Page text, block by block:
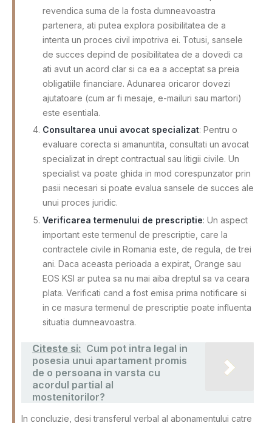
revendica suma de la fosta dumneavoastra
partenera, ati putea explora posibilitatea de a
intenta un proces civil impotriva ei. Totusi, sansele
de succes depind de posibilitatea de a dovedi ca
ati avut un acord clar si ca ea a acceptat sa preia
obligatiile financiare. Adunarea oricaror dovezi
ajutatoare (cum ar fi mesaje, e-mailuri sau martori)
este esentiala.
Consultarea unui avocat specializat: Pentru o
evaluare corecta si amanuntita, consultati un avocat
specializat in drept contractual sau litigii civile. Un
specialist va poate ghida in mod corespunzator prin
pasii necesari si poate evalua sansele de succes ale
unui proces juridic.
Verificarea termenului de prescriptie: Un aspect
important este termenul de prescriptie, care la
contractele civile in Romania este, de regula, de trei
ani. Daca aceasta perioada a expirat, Orange sau
EOS KSI ar putea sa nu mai aiba dreptul sa va ceara
plata. Verificati cand a fost emisa prima notificare si
in ce masura termenul de prescriptie poate influenta
situatia dumneavoastra.
Citeste si: Cum pot intra legal in
posesia unui apartament promis
de o persoana in varsta cu
acordul partial al
mostenitorilor?
In concluzie, desi transferul verbal al abonamentului catre